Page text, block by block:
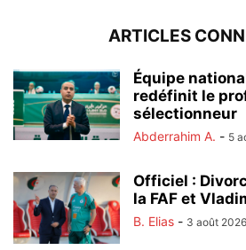
ARTICLES
Équipe
redéfinit le
sélectionneur
Abderrahim A. - 5
Officiel :
la FAF et
B. Elias - 3 août 2026